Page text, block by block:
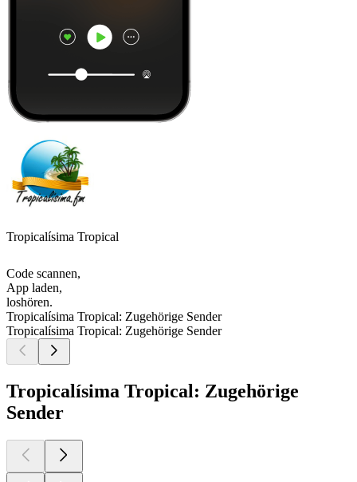
Tropicalísima Tropical
Code scannen,
App laden,
loshören.
Tropicalísima Tropical: Zugehörige Sender
Tropicalísima Tropical: Zugehörige Sender
Tropicalísima Tropical: Zugehörige
Sender